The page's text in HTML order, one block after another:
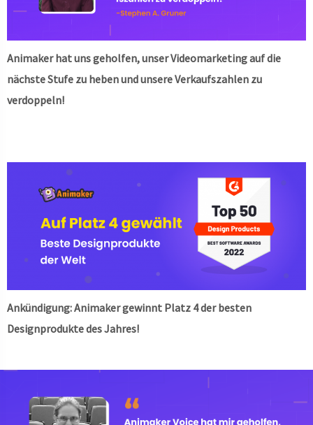
Animaker hat uns geholfen, unser Videomarketing auf die
nächste Stufe zu heben und unsere Verkaufszahlen zu
verdoppeln!
Ankündigung: Animaker gewinnt Platz 4 der besten
Designprodukte des Jahres!